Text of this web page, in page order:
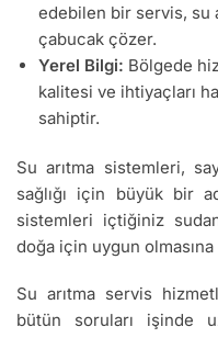
edebilen bir servis, su
çabucak çözer.
Yerel Bilgi: Bölgede
kalitesi ve ihtiyaçları
sahiptir.
Su arıtma sistemleri,
sağlığı için büyük bir
sistemleri içtiğiniz
doğa için uygun olmasına
Su arıtma servis
bütün soruları işinde